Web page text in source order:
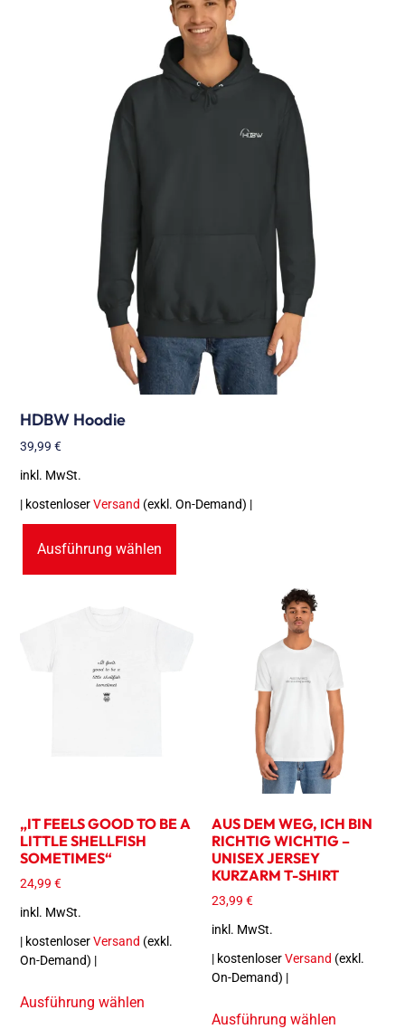
HDBW Hoodie
39,99€
inkl. MwSt.
| kostenloserVersand (exkl. On-Demand) |
Ausführung wählen
„IT FEELS GOOD TO BE A
LITTLE SHELLFISH
SOMETIMES“
24,99€
inkl. MwSt.
| kostenloserVersand (exkl.
On-Demand) |
Ausführung wählen
AUS DEM WEG, ICH BIN
RICHTIG WICHTIG –
UNISEX JERSEY
KURZARM T-SHIRT
23,99 €
inkl. MwSt.
| kostenloserVersand (exkl.
On-Demand) |
Ausführung wählen